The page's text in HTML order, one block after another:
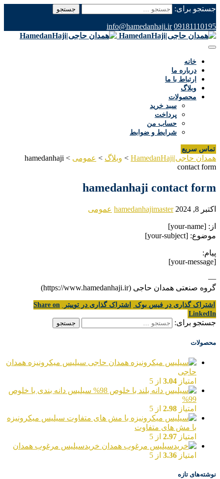
جستجو برای:
09181110195
info@hamedanhaji.ir
خانه
درباره ما
ارتباط با ما
وبلاگ
محصولات
سبد خرید
پرداخت
حساب من
شرایط و ضوابط
تماس سریع
همدان حاجی|HamedanHaji > وبلاگ > عمومی >
hamedanhaji
contact form
hamedanhaji contact form
اکتبر 8, 2024 hamedanhajimaster عمومی
از: [your-name]
موضوع: [your-subject]
پیام:
[your-message]
—
گروه صنعتی همدان حاجی (https://www.hamedanhaji.ir)
اشتراک گذاری در فیس بوک اشتراک گذاری در توییتر
Share on
LinkedIn
جستجو برای:
محصولات
سیلیس میکرونیزه همدان
حاجی
امتیاز 3.04 از 5
سیلیس دانه بندی با خلوص
99%
امتیاز 2.98 از 5
سیلیس میکرونیزه
با مش های متفاوت
امتیاز 2.97 از 5
خریدسیلیس مرغوب همدان
امتیاز 3.36 از 5
نوشته‌های تازه